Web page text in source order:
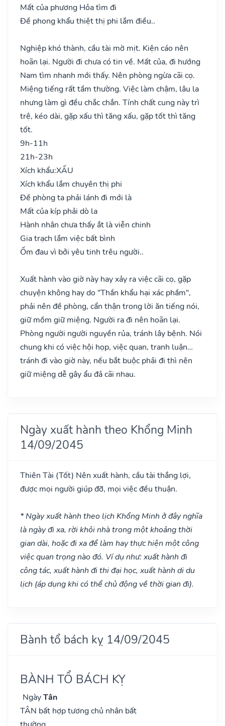
Mất của phương Hỏa tìm đi
Đề phong khẩu thiệt thị phi lắm điều..
Nghiệp khó thành, cầu tài mờ mịt. Kiện cáo nên
hoãn lại. Người đi chưa có tin về. Mất của, đi hướng
Nam tìm nhanh mới thấy. Nên phòng ngừa cãi cọ.
Miệng tiếng rất tầm thường. Việc làm chậm, lâu la
nhưng làm gì đều chắc chắn. Tính chất cung này trì
trệ, kéo dài, gặp xấu thì tăng xấu, gặp tốt thì tăng
tốt.
9h-11h
21h-23h
Xích khẩu:XẤU
Xích khẩu lắm chuyên thị phi
Đề phòng ta phải lánh đi mới là
Mất của kíp phải dò la
Hành nhân chưa thấy ắt là viễn chinh
Gia trạch lắm việc bất bình
Ốm đau vì bởi yêu tinh trêu người..
Xuất hành vào giờ này hay xảy ra việc cãi cọ, gặp
chuyện không hay do "Thần khẩu hại xác phầm",
phải nên đề phòng, cẩn thận trong lời ăn tiếng nói,
giữ mồm giữ miệng. Người ra đi nên hoãn lại.
Phòng người người nguyền rủa, tránh lây bệnh. Nói
chung khi có việc hội họp, việc quan, tranh luận…
tránh đi vào giờ này, nếu bắt buộc phải đi thì nên
giữ miệng dễ gây ẩu đả cãi nhau.
Ngày xuất hành theo Khổng Minh
14/09/2045
Thiên Tài (Tốt) Nên xuất hành, cầu tài thắng lợi,
được mọi người giúp đỡ, mọi việc đều thuận.
* Ngày xuất hành theo lịch Khổng Minh ở đây nghĩa
là ngày đi xa, rời khỏi nhà trong một khoảng thời
gian dài, hoặc đi xa để làm hay thực hiện một công
việc quan trọng nào đó. Ví dụ như: xuất hành đi
công tác, xuất hành đi thi đại học, xuất hành di du
lịch (áp dụng khi có thể chủ động về thời gian đi).
Bành tổ bách kỵ 14/09/2045
BÀNH TỔ BÁCH KỴ
NgàyTân
TÂN bất hợp tương chủ nhân bất